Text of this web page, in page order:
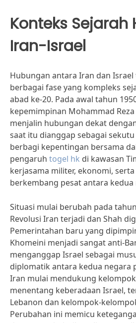
Konteks Sejarah
Iran-Israel
Hubungan antara Iran dan Israel
berbagai fase yang kompleks
abad ke-20. Pada awal tahun
kepemimpinan Mohammad Reza
menjalin hubungan dekat
saat itu dianggap sebagai
berbagi kepentingan bersama
pengaruh togel hk di kawasan
kerjasama militer, ekonomi,
berkembang pesat antara kedua
Situasi mulai berubah pada
Revolusi Iran terjadi dan Shah
Pemerintahan baru yang
Khomeini menjadi sangat anti-
menganggap Israel sebagai
diplomatik antara kedua negara
Iran mulai mendukung
menentang keberadaan Israel,
Lebanon dan kelompok-
Perubahan ini memicu